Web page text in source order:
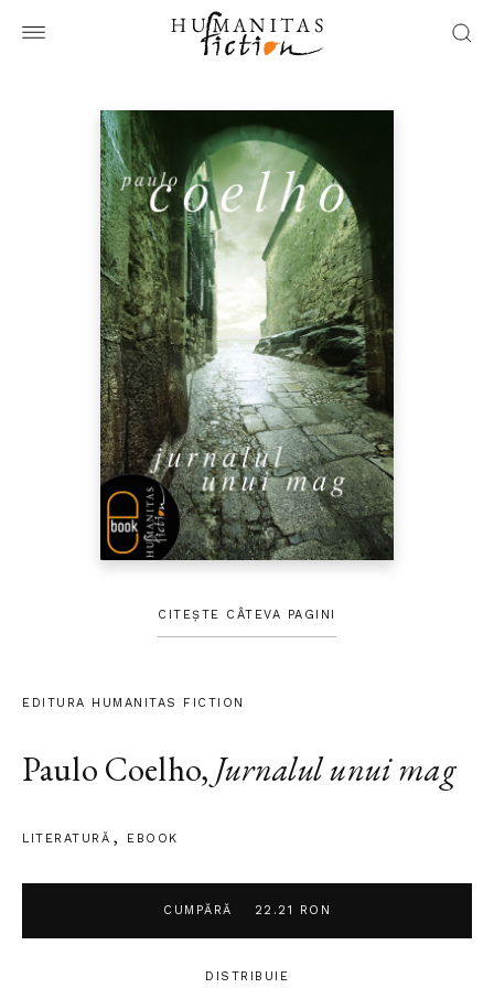
CITEȘTE CÂTEVA PAGINI
EDITURA HUMANITAS FICTION
Paulo Coelho, Jurnalul unui mag
LITERATURĂ EBOOK
DISTRIBUIE
CUMPĂRĂ 22.21 RON